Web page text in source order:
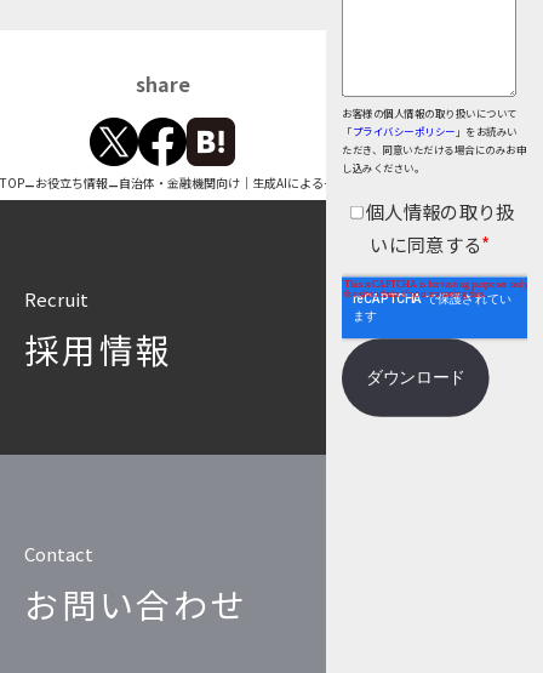
仮想環境（VMware）
個人情報保護
匿名化
share
お客様の個人情報の取り扱いについて
「プライバシーポリシー 」をお読みい
ただき、同意いただける場合にのみお申
し込みください。
個人情報の取り扱
いに同意する*
TOP–お役立ち情報–自治体・金融機関向け｜生成AIによる一次審査自動化アプローチ
Recruit
採用情報
Contact
お問い合わせ